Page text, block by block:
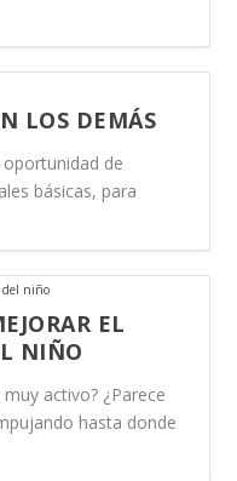
LOS DEMÁS
de
básicas, para
EL
NIÑO
activo? ¿Parece
hasta donde